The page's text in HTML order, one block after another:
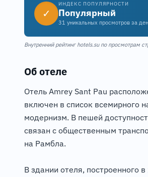
✓
ИНДЕКС ПОПУЛЯРНОСТИ
Популярный
31 уникальных просмотров за
Внутренний рейтинг hotels.su по просмотрам
Об отеле
Отель Amrey Sant Pau
включен в список всемирного
модернизм. В пешей
связан с общественным
на Рамбла.
В здании отеля, построенного